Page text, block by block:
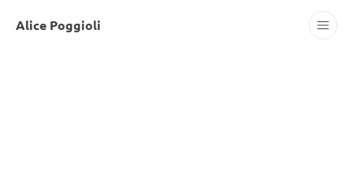
Alice Poggioli
Projets